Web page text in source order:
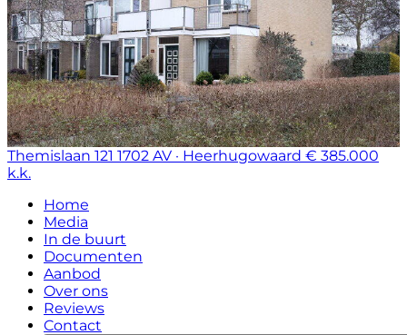
Themislaan 121 1702 AV · Heerhugowaard € 385.000
k.k.
Home
Media
In de buurt
Documenten
Aanbod
Over ons
Reviews
Contact